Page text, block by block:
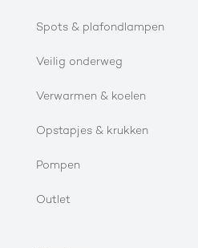
Spots & plafondlampen
Veilig onderweg
Verwarmen & koelen
Opstapjes & krukken
Pompen
Outlet